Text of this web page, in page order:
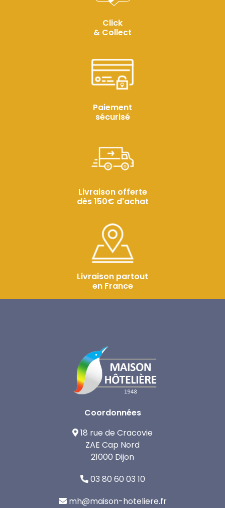
Click
& Collect
Paiement
sécurisé
Livraison offerte
dès 150€ d'achat
Livraison partout
en France
Coordonnées
18 rue de Cracovie
ZAE Cap Nord
21000 Dijon
03 80 60 03 10
mh@maison-hoteliere.fr